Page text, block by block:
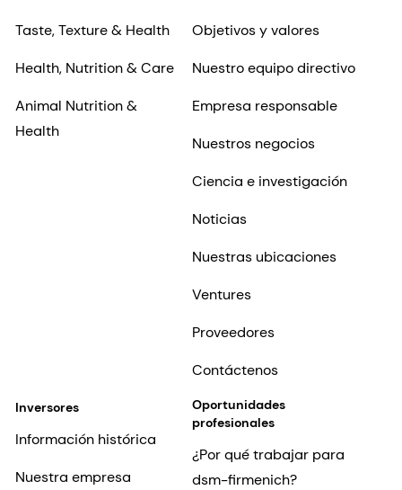
Taste, Texture & Health
Health, Nutrition & Care
Animal Nutrition &
Health
Objetivos y valores
Nuestro equipo directivo
Empresa responsable
Nuestros negocios
Ciencia e investigación
Noticias
Nuestras ubicaciones
Ventures
Proveedores
Contáctenos
Inversores
Información histórica
Nuestra empresa
Oportunidades
profesionales
¿Por qué trabajar para
dsm-firmenich?